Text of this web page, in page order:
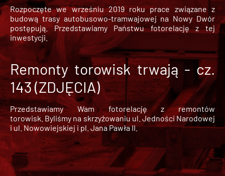
Rozpoczęte we wrześniu 2019 roku prace związane z
budową trasy autobusowo-tramwajowej na Nowy Dwór
postępują. Przedstawiamy Państwu fotorelację z tej
inwestycji.
Remonty torowisk trwają - cz.
143 (ZDJĘCIA)
Przedstawiamy Wam fotorelację z remontów
torowisk. Byliśmy na skrzyżowaniu ul. Jedności Narodowej
i ul. Nowowiejskiej i pl. Jana Pawła II.